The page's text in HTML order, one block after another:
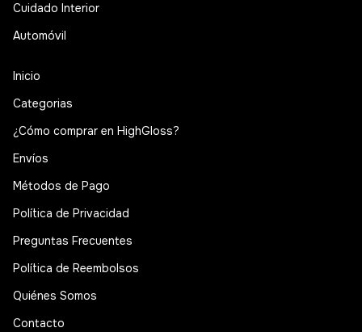
Cuidado Interior
Automóvil
Inicio
Categorias
¿Cómo comprar en HighGloss?
Envíos
Métodos de Pago
Política de Privacidad
Preguntas Frecuentes
Política de Reembolsos
Quiénes Somos
Contacto